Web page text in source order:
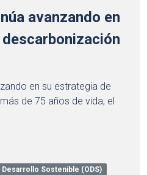
avanzando en
en su estrategia de
de 75 años de vida, el
Sostenible (ODS)